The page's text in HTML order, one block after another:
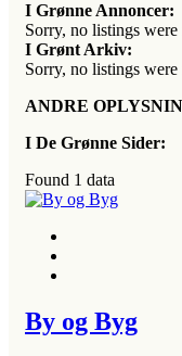
I Grønne Annoncer:
Sorry, no listings were
I Grønt Arkiv:
Sorry, no listings were
ANDRE
I De Grønne Sider:
Found 1 data
By og Byg